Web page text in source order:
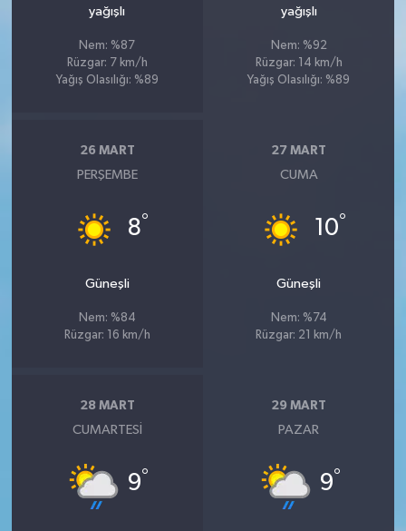
yağışlı
Nem: %87
Rüzgar: 7 km/h
Yağış Olasılığı: %89
yağışlı
Nem: %92
Rüzgar: 14 km/h
Yağış Olasılığı: %89
26 MART
PERŞEMBE
8°
Güneşli
Nem: %84
Rüzgar: 16 km/h
27 MART
CUMA
10°
Güneşli
Nem: %74
Rüzgar: 21 km/h
28 MART
CUMARTESI
9°
29 MART
PAZAR
9°